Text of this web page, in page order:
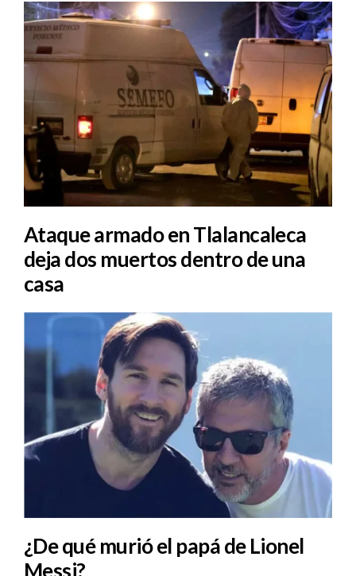
Ataque armado en Tlalancaleca
deja dos muertos dentro de una
casa
¿De qué murió el papá de Lionel
Messi?